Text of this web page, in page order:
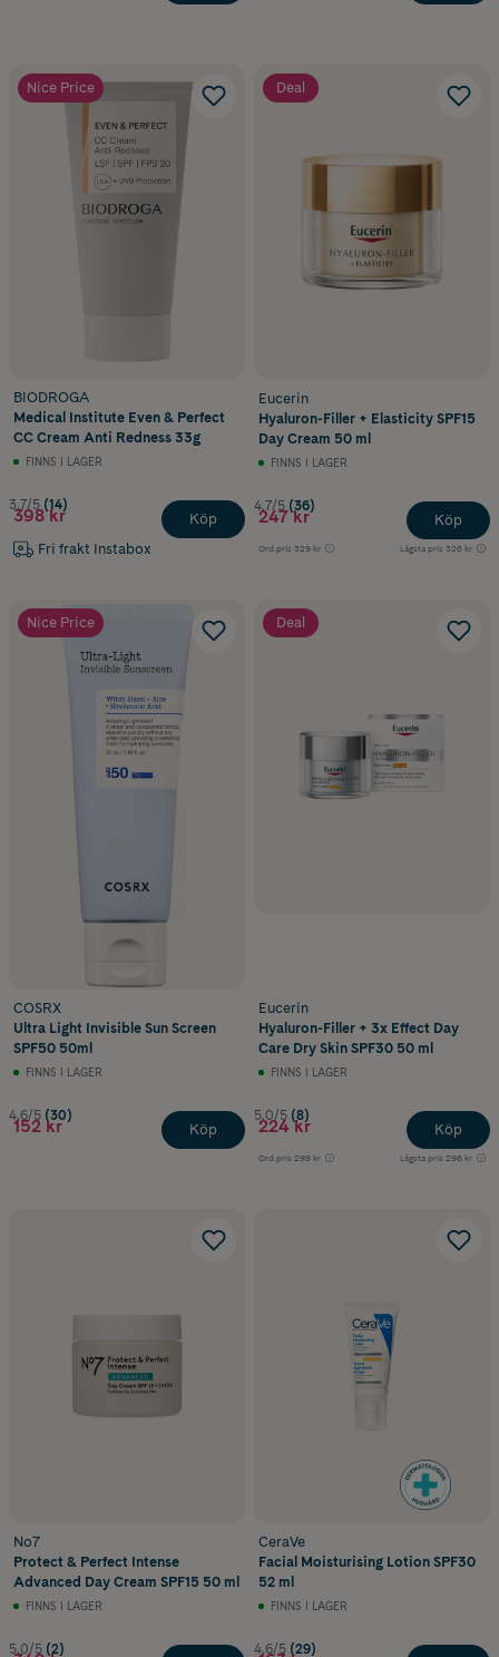
Nice Price
BIODROGA
Medical Institute Even & Perfect
CC Cream Anti Redness 33g
FINNS I LAGER
3.7/5 (14)
398 kr
Fri frakt Instabox
Köp
Deal
Eucerin
Hyaluron-Filler + Elasticity SPF15
Day Cream 50 ml
FINNS I LAGER
4.7/5 (36)
247 kr
Ord.pris 329 kr Lägsta pris 326 kr
Köp
Nice Price
COSRX
Ultra Light Invisible Sun Screen
SPF50 50ml
FINNS I LAGER
4.6/5 (30)
152 kr Köp
Deal
Eucerin
Hyaluron-Filler + 3x Effect Day
Care Dry Skin SPF30 50 ml
FINNS I LAGER
5.0/5 (8)
224 kr
Ord.pris 299 kr Lägsta pris 296 kr
Köp
No7
Protect & Perfect Intense
Advanced Day Cream SPF15 50 ml
FINNS I LAGER
5.0/5 (2)
CeraVe
Facial Moisturising Lotion SPF30
52 ml
FINNS I LAGER
4.6/5 (29)